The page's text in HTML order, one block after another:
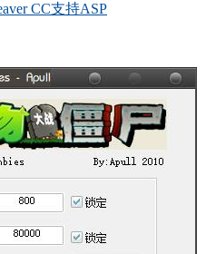
CC支持ASP